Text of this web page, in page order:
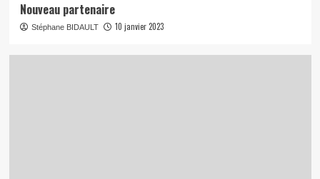
Nouveau partenaire
Stéphane BIDAULT 10 janvier 2023